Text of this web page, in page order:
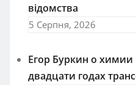
відомства
5 Серпня, 2026
Егор Буркин о
двадцати годах